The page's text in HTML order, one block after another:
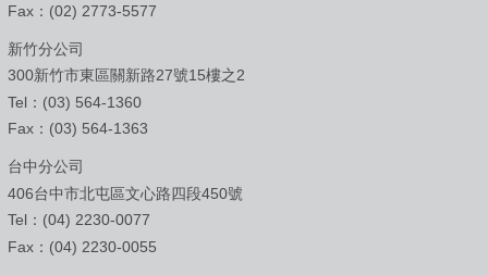
Fax：(02) 2773-5577
新竹分公司
300新竹市東區關新路27號15樓之2
Tel：(03) 564-1360
Fax：(03) 564-1363
台中分公司
406台中市北屯區文心路四段450號
Tel：(04) 2230-0077
Fax：(04) 2230-0055